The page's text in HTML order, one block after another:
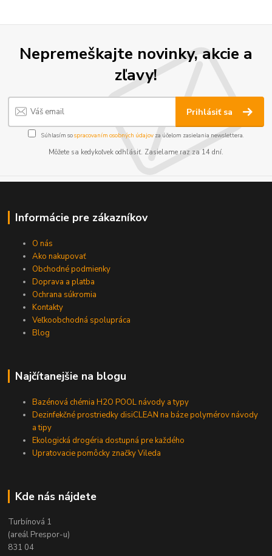
Nepremeškajte novinky, akcie a
zľavy!
Prihlásiť sa
Súhlasím sospracovaním osobných údajov za účelom zasielania newslettera.
Môžete sa kedykoľvek odhlásiť. Zasielame raz za 14 dní.
Informácie pre zákazníkov
O nás
Ako nakupovať
Obchodné podmienky
Doprava a platba
Ochrana súkromia
Kontakty
Veľkoobchodná spolupráca
Blog
Najčítanejšie na blogu
Bazénová chémia H2O POOL návody a typy
Dezinfekčné prostriedky disiCLEAN na báze polymérov návody
a tipy
Ekologická drogéria dostupná pre každého
Upratovacie pomôcky značky Vileda
Kde nás nájdete
Turbínová 1
(areál Prespor-u)
831 04